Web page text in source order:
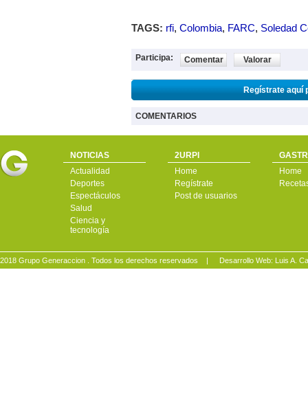
TAGS: rfi, Colombia, FARC, Soledad
Participa: Comentar Valorar
Regístrate aquí
COMENTARIOS
NOTICIAS
Actualidad
Deportes
Espectáculos
Salud
Ciencia y
tecnología
2URPI
Home
Regístrate
Post de usuarios
Home
2018 Grupo Generaccion . Todos los derechos reservados | Desarrollo Web: Luis